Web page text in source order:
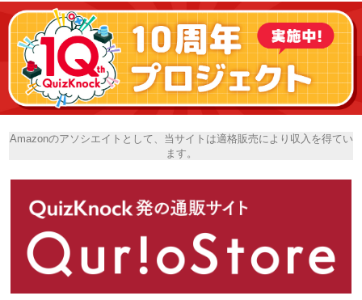
Amazonのアソシエイトとして、当サイトは適格販売により収入を得てい
ます。